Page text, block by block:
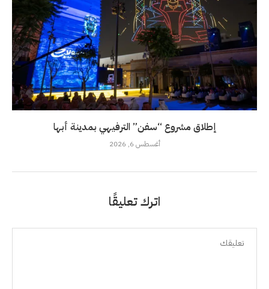
إطلاق مشروع “سفن” الترفيهي بمدينة أبها
أغسطس 6, 2026
اترك تعليقًا